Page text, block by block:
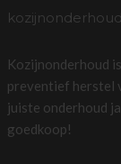
Kozijnonderhoud
preventief herstel
juiste onderhoud
goedkoop!